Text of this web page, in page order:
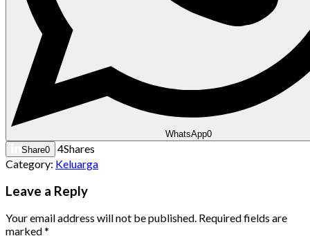
WhatsApp0
Share0 4Shares
Category: Keluarga
Leave a Reply
Your email address will not be published. Required fields are
marked*